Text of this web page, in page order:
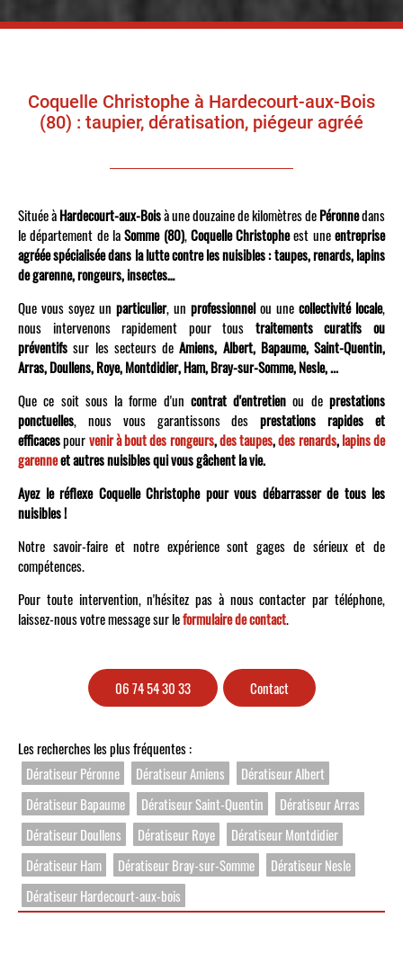
Coquelle Christophe à Hardecourt-aux-Bois
(80) : taupier, dératisation, piégeur agréé
Située àHardecourt-aux-Boisà une douzaine de kilomètres dePéronnedans
le département de laSomme (80),Coquelle Christopheest uneentreprise
agréée spécialisée dans la lutte contre les nuisibles : taupes, renards, lapins
de garenne, rongeurs, insectes…
Que vous soyez un particulier, un professionnelou une collectivité locale,
nous intervenons rapidement pour tous traitements curatifs ou
préventifs sur les secteurs deAmiens, Albert, Bapaume, Saint-Quentin,
Arras, Doullens, Roye, Montdidier, Ham, Bray-sur-Somme, Nesle, ...
Que ce soit sous la forme d'un contrat d'entretien ou deprestations
ponctuelles, nous vous garantissons desprestations rapides et
efficacespourvenir à bout des rongeurs,des taupes,des renards,lapins de
garenneet autres nuisibles qui vous gâchent la vie.
Ayez le réflexe Coquelle Christophe pour vous débarrasser de tous les
nuisibles !
Notre savoir-faire et notre expérience sont gages de sérieux et de
compétences.
Pour toute intervention, n'hésitez pas à nous contacter par téléphone,
laissez-nous votre message sur leformulaire de contact.
06 74 54 30 33 Contact
Les recherches les plus fréquentes :
Dératiseur Péronne
Dératiseur Amiens
Dératiseur Albert
Dératiseur Bapaume
Dératiseur Saint-Quentin
Dératiseur Arras
Dératiseur Doullens
Dératiseur Roye
Dératiseur Montdidier
Dératiseur Ham
Dératiseur Bray-sur-Somme
Dératiseur Nesle
Dératiseur Hardecourt-aux-bois